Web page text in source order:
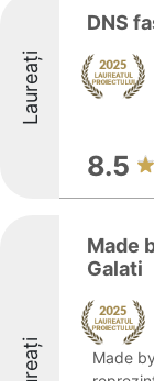
Laureați
DNS
8.5
Made
Galati
Made